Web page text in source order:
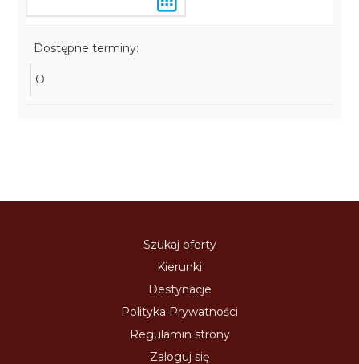
Dostępne terminy:
O
Szukaj oferty
Kierunki
Destynacje
Polityka Prywatności
Regulamin strony
Zaloguj się